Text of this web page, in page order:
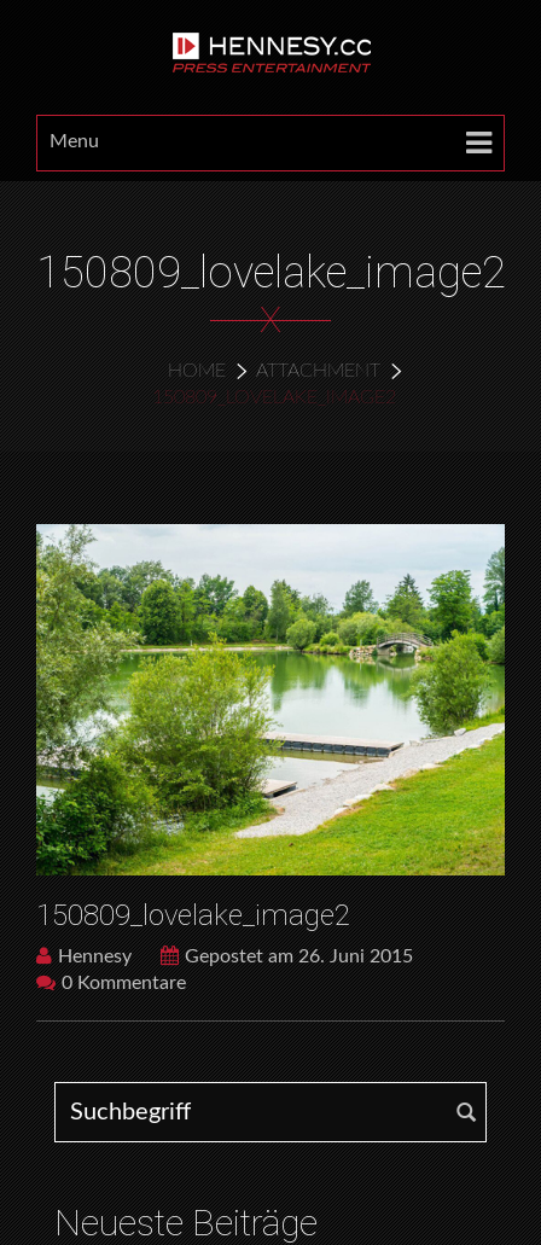
Menu
150809_lovelake_image2
X
HOME
ATTACHMENT
150809_LOVELAKE_IMAGE2
150809_lovelake_image2
Hennesy
Gepostet am 26. Juni 2015
0 Kommentare
Search for:
Neueste Beiträge